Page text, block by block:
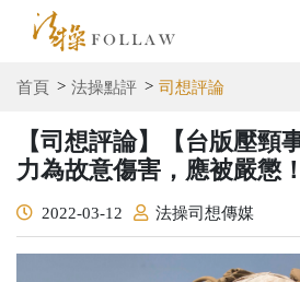
首頁 法操點評 司想評論
【司想評論】【台版壓頸
力為故意傷害，應被嚴懲！
2022-03-12 法操司想傳媒